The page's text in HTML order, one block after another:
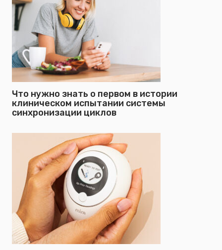
Что нужно знать о первом в истории
клиническом испытании системы
синхронизации циклов